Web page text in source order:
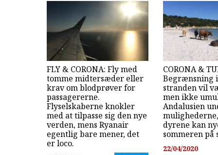
FLY & CORONA: Fly med
tomme midtersæder eller
krav om blodprøver for
passagererne.
Flyselskaberne knokler
med at tilpasse sig den nye
verden, mens Ryanair
egentlig bare mener, det
er loco.
CORONA &
Begrænsning
stranden vil
men ikke
Andalusien
dyrene kan
sommeren på
22/04/2020